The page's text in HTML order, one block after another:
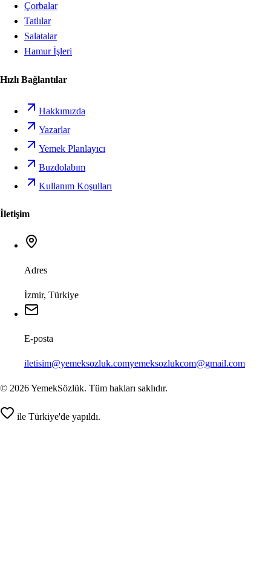
Çorbalar
Tatlılar
Salatalar
Hamur İşleri
Hızlı Bağlantılar
Hakkımızda
Yazarlar
Yemek Planlayıcı
Buzdolabım
Kullanım Koşulları
İletişim
Adres
İzmir, Türkiye
E-posta
iletisim@yemeksozluk.comyemeksozlukcom@gmail.com
© 2026YemekSözlük. Tüm hakları saklıdır.
ile Türkiye'de yapıldı.